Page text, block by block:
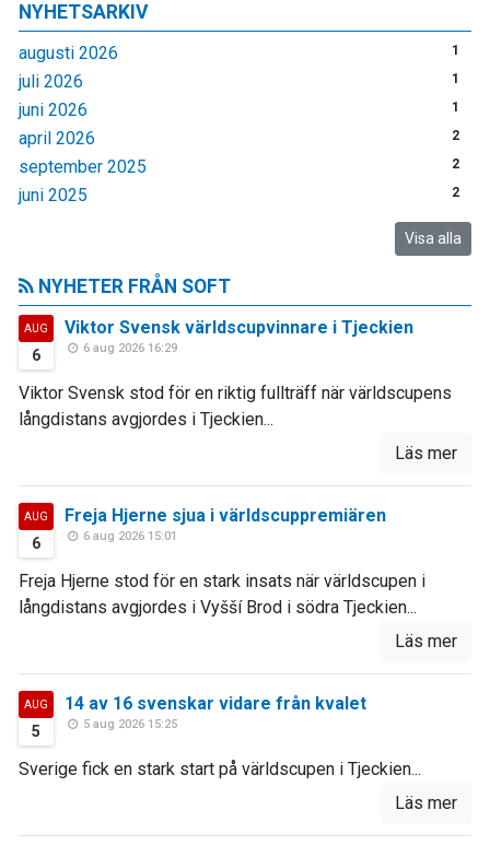
NYHETSARKIV
augusti 2026 1
juli 2026 1
juni 2026 1
april 2026 2
september 2025 2
juni 2025 2
Visa alla
NYHETER FRÅN SOFT
AUG
6
Viktor Svensk världscupvinnare i Tjeckien
6 aug 2026 16:29
Viktor Svensk stod för en riktig fullträff när världscupens
långdistans avgjordes i Tjeckien...
Läs mer
AUG
6
Freja Hjerne sjua i världscuppremiären
6 aug 2026 15:01
Freja Hjerne stod för en stark insats när världscupen i
långdistans avgjordes i Vyšší Brod i södra Tjeckien...
Läs mer
AUG
5
14 av 16 svenskar vidare från kvalet
5 aug 2026 15:25
Sverige fick en stark start på världscupen i Tjeckien...
Läs mer